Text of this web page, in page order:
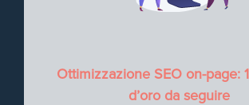
Ottimizzazione SEO on-page:
d’oro da seguire